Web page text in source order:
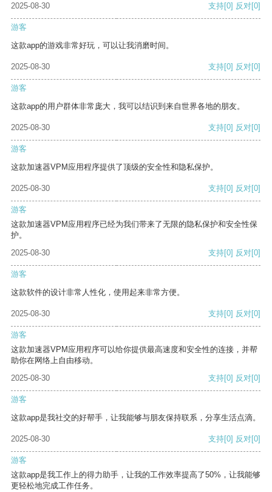
2025-08-30 支持[0] 反对[0]
游客
这款app的游戏非常好玩，可以让我消磨时间。
2025-08-30 支持[0] 反对[0]
游客
这款app的用户群体非常庞大，我可以结识到来自世界各地的朋友。
2025-08-30 支持[0] 反对[0]
游客
这款加速器VPM应用程序提供了顶级的安全性和隐私保护。
2025-08-30 支持[0] 反对[0]
游客
这款加速器VPM应用程序已经为我们带来了无限的隐私保护和安全性保
护。
2025-08-30
支持[0] 反对[0]
游客
这款软件的设计非常人性化，使用起来非常方便。
2025-08-30 支持[0] 反对[0]
游客
这款加速器VPM应用程序可以给你提供最高速度和安全性的连接，并帮
助你在网络上自由移动。
2025-08-30
支持[0] 反对[0]
游客
这款app是我社交的好帮手，让我能够与朋友保持联系，分享生活点滴。
2025-08-30 支持[0] 反对[0]
游客
这款app是我工作上的得力助手，让我的工作效率提高了50%，让我能够
更轻松地完成工作任务。